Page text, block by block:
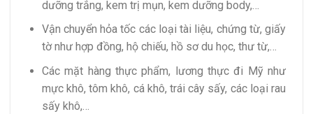
dưỡng trắng, kem trị mụn, kem dưỡng body,…
Vận chuyển hỏa tốc các loại tài liệu, chứng từ, giấy
tờ như hợp đồng, hộ chiếu, hồ sơ du học, thư từ,…
Các mặt hàng thực phẩm, lương thực đi Mỹ như
mực khô, tôm khô, cá khô, trái cây sấy, các loại rau
sấy khô,…